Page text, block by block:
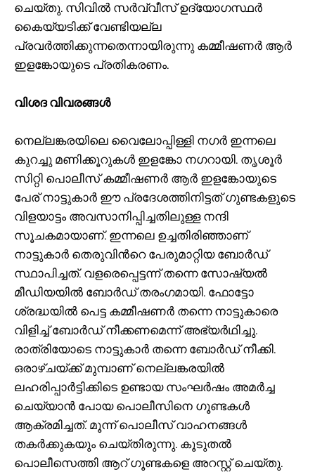
ചെയ്തു. സിവില്‍ സര്‍വ്വീസ് ഉദ്യോഗസ്ഥര്‍
കൈയ്യടിക്ക് വേണ്ടിയല്ല
പ്രവര്‍ത്തിക്കുന്നതെന്നായിരുന്നു കമ്മീഷണർ ആര്‍
ഇളങ്കോയുടെ പ്രതികരണം.
വിശദ വിവരങ്ങൾ
നെല്ലങ്കരയിലെ വൈലോപ്പിള്ളി നഗര്‍ ഇന്നലെ
കുറച്ചു മണിക്കൂറുകള്‍ ഇളങ്കോ നഗറായി. തൃശൂര്‍
സിറ്റി പൊലീസ് കമ്മീഷണർ ആര്‍ ഇളങ്കോയുടെ
പേര് നാട്ടുകാര്‍ ഈ പ്രദേശത്തിനിട്ടത് ഗുണ്ടകളുടെ
വിളയാട്ടം അവസാനിപ്പിച്ചതിലുള്ള നന്ദി
സൂചകമായാണ്. ഇന്നലെ ഉച്ചതിരിഞ്ഞാണ്
നാട്ടുകാര്‍ തെരുവിന്‍റെ പേരുമാറ്റിയ ബോര്‍ഡ്
സ്ഥാപിച്ചത്. വളരെപ്പെട്ടന്ന് തന്നെ സോഷ്യല്‍
മീഡിയയില്‍ ബോര്‍ഡ് തരംഗമായി. ഫോട്ടോ
ശ്രദ്ധയില്‍ പെട്ട കമ്മീഷണർ തന്നെ നാട്ടുകാരെ
വിളിച്ച് ബോര്‍ഡ് നീക്കണമെന്ന് അഭ്യര്‍ഥിച്ചു.
രാത്രിയോടെ നാട്ടുകാര്‍ തന്നെ ബോര്‍ഡ് നീക്കി.
ഒരാഴ്ചയ്ക്ക് മുമ്പാണ് നെല്ലങ്കരയില്‍
ലഹരിപ്പാര്‍ട്ടിക്കിടെ ഉണ്ടായ സംഘര്‍ഷം അമര്‍ച്ച
ചെയ്യാന്‍ പോയ പൊലീസിനെ ഗൂണ്ടകള്‍
ആക്രമിച്ചത്. മൂന്ന് പൊലീസ് വാഹനങ്ങള്‍
തകര്‍ക്കുകയും ചെയ്തിരുന്നു. കൂടുതല്‍
പൊലീസെത്തി ആറ് ഗൂണ്ടകളെ അറസ്റ്റ് ചെയ്തു.